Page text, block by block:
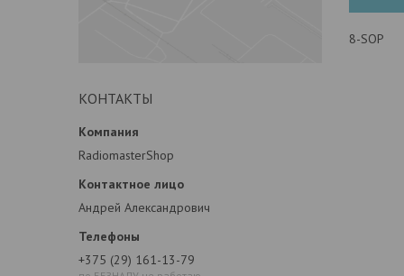
КОНТАКТЫ
RadiomasterShop
Андрей Александрович
+375 (29) 161-13-79
8-SOP